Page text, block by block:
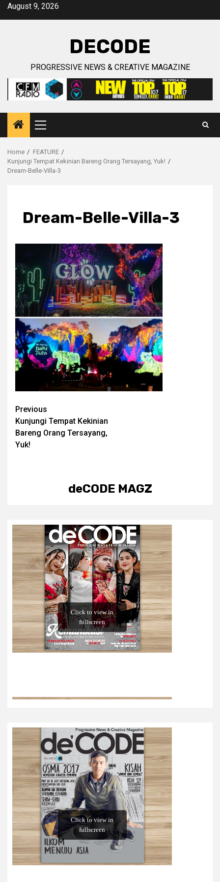
SkipAugust 9, 2026
DECODE
PROGRESSIVE NEWS & CREATIVE MAGAZINE
Primary
Menu
Home
FEATURE
Kunjungi Tempat Kekinian Bareng Orang Tersayang, Yuk!
Dream-Belle-Villa-3
Dream-Belle-Villa-3
Post
navigation
Previous
Kunjungi Tempat Kekinian
Bareng Orang Tersayang,
Yuk!
deCODE MAGZ